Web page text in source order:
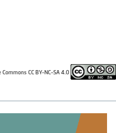
CC BY-NC-SA 4.0